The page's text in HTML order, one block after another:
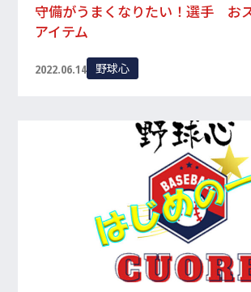
守備がうまくなりたい！選手 お
アイテム
2022.06.14 野球心